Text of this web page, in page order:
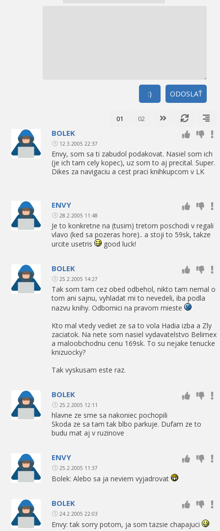
ODOSLAŤ
:)
01 02
BOLEK
12.3.2005 22:37
Envy, som sa ti zabudol podakovat. Nasiel som ich
(je ich tam cely kopec), uz som to aj precital. Super.
Dikes za navigaciu a cest praci knihkupcom v LK
ENVY
28.2.2005 11:48
Je to konkretne na (tusim) tretom poschodi v regali
vlavo (ked sa pozeras hore).. a stoji to 59sk, takze
urcite usetris
good luck!
BOLEK
25.2.2005 14:27
Tak som tam cez obed odbehol, nikto tam nemal o
tom ani sajnu, vyhladat mi to nevedeli, iba podla
nazvu knihy. Odbornici na pravom mieste
Kto mal vtedy vediet ze sa to vola Hadia izba a Zly
zaciatok. Na nete som nasiel vydavatelstvo Belimex
a maloobchodnu cenu 169sk. To su nejake tenucke
knizuocky?
Tak vyskusam este raz.
BOLEK
25.2.2005 12:11
hlavne ze sme sa nakoniec pochopili
Skoda ze sa tam tak blbo parkuje. Dufam ze to
budu mat aj v ruzinove
ENVY
25.2.2005 11:37
Bolek: Alebo sa ja neviem vyjadrovat
BOLEK
24.2.2005 22:03
Envy: tak sorry potom, ja som tazsie chapajuci